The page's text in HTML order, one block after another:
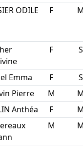
ODILE F
F
Emma F
Pierre M
Anthéa F
M